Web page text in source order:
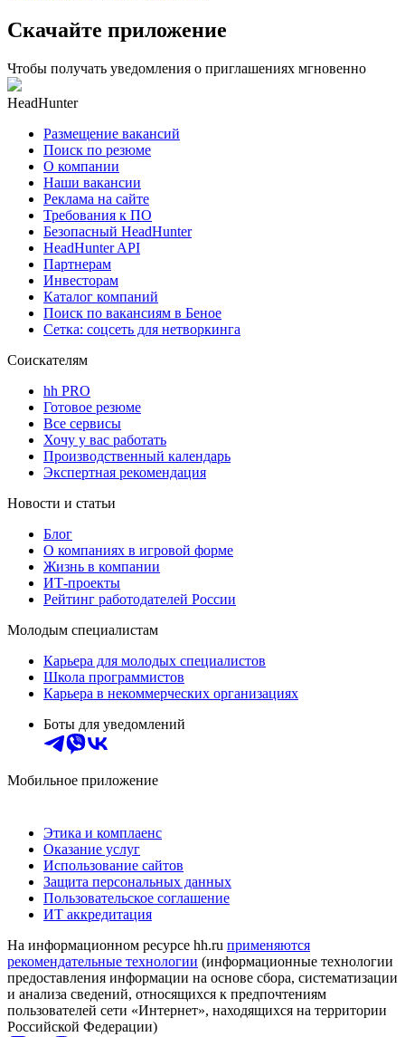
Скачайте приложение
Чтобы получать уведомления о приглашениях мгновенно
HeadHunter
Размещение вакансий
Поиск по резюме
О компании
Наши вакансии
Реклама на сайте
Требования к ПО
Безопасный HeadHunter
HeadHunter API
Партнерам
Инвесторам
Каталог компаний
Поиск по вакансиям в Беное
Сетка: соцсеть для нетворкинга
Соискателям
hh PRO
Готовое резюме
Все сервисы
Хочу у вас работать
Производственный календарь
Экспертная рекомендация
Новости и статьи
Блог
О компаниях в игровой форме
Жизнь в компании
ИТ-проекты
Рейтинг работодателей России
Молодым специалистам
Карьера для молодых специалистов
Школа программистов
Карьера в некоммерческих организациях
Боты для уведомлений
Мобильное приложение
Этика и комплаенс
Оказание услуг
Использование сайтов
Защита персональных данных
Пользовательское соглашение
ИТ аккредитация
На информационном ресурсе hh.ru применяются
рекомендательные технологии (информационные технологии
предоставления информации на основе сбора, систематизации
и анализа сведений, относящихся к предпочтениям
пользователей сети «Интернет», находящихся на территории
Российской Федерации)